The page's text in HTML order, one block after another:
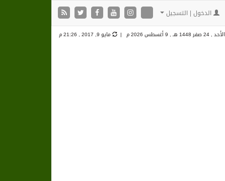
الدخول | التسجيل
الأحد , 24 صفر 1448 هـ , 9 أغسطس 2026 م | مايو 9, 2017 , 21:26 م